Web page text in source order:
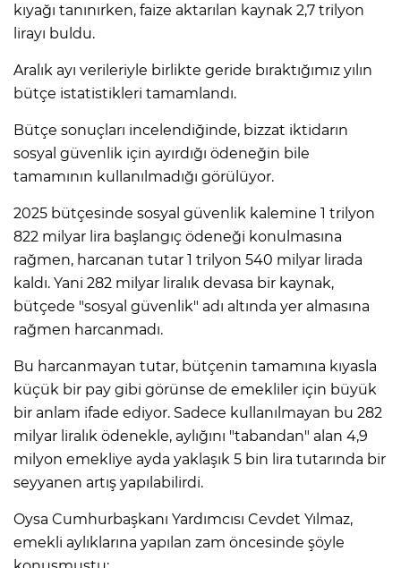
kıyağı tanınırken, faize aktarılan kaynak 2,7 trilyon
lirayı buldu.
Aralık ayı verileriyle birlikte geride bıraktığımız yılın
bütçe istatistikleri tamamlandı.
Bütçe sonuçları incelendiğinde, bizzat iktidarın
sosyal güvenlik için ayırdığı ödeneğin bile
tamamının kullanılmadığı görülüyor.
2025 bütçesinde sosyal güvenlik kalemine 1 trilyon
822 milyar lira başlangıç ödeneği konulmasına
rağmen, harcanan tutar 1 trilyon 540 milyar lirada
kaldı. Yani 282 milyar liralık devasa bir kaynak,
bütçede "sosyal güvenlik" adı altında yer almasına
rağmen harcanmadı.
Bu harcanmayan tutar, bütçenin tamamına kıyasla
küçük bir pay gibi görünse de emekliler için büyük
bir anlam ifade ediyor. Sadece kullanılmayan bu 282
milyar liralık ödenekle, aylığını "tabandan" alan 4,9
milyon emekliye ayda yaklaşık 5 bin lira tutarında bir
seyyanen artış yapılabilirdi.
Oysa Cumhurbaşkanı Yardımcısı Cevdet Yılmaz,
emekli aylıklarına yapılan zam öncesinde şöyle